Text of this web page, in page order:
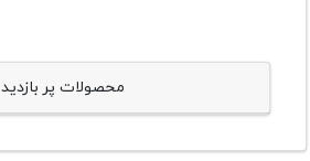
محصولات پر بازدید